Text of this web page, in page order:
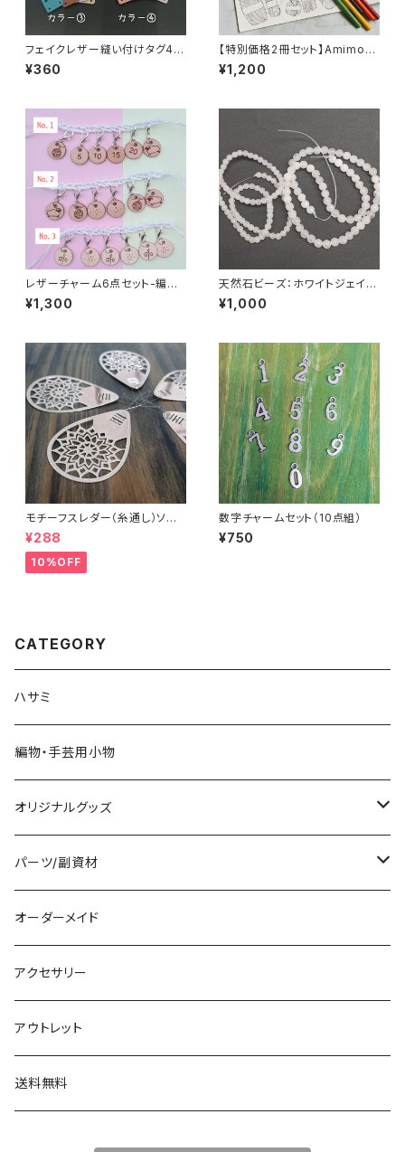
フェイクレザー縫い付けタグ4枚
セット「Made with LOVE」＆ハ
ート毛糸玉
¥360
【特別価格2冊セット】Amimon
o Notebook(編み物用ノート)
2冊セット送料無料
¥1,200
レザーチャーム6点セット-編み
物用ステッチマーカー
¥1,300
天然石ビーズ：ホワイトジェイド
4ｍｍ・6ｍｍ2連セット
¥1,000
モチーフスレダー（糸通し）ソー
イング小物
¥288
10%OFF
数字チャームセット（10点組）
¥750
CATEGORY
ハサミ
編物・手芸用小物
オリジナルグッズ
編み物パターン
パーツ/副資材
タグ
顔パーツ
ボタン
チャーム
オーダーメイド
アクセサリー
アウトレット
送料無料